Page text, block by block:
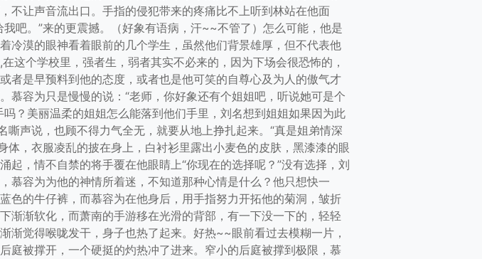
不让声音流出口。手指的侵犯带来的疼痛比不上听到林站在他面
吧。”来的更震撼。（好象有语病，汗~~不管了）怎么可能，他是
冷漠的眼神看着眼前的几个学生，虽然他们背景雄厚，但不代表他
这个学校里，强者生，弱者其实不必来的，因为下场会很恐怖的，
者是早预料到他的态度，或者也是他可笑的自尊心及为人的傲气才
容为只是慢慢的说：“老师，你好象还有个姐姐吧，听说她可是个
？美丽温柔的姐姐怎么能落到他们手里，刘名想到姐姐如果因为此
声说，也顾不得力气全无，就要从地上挣扎起来。“真是姐弟情深
，衣服凌乱的披在身上，白衬衫里露出小麦色的皮肤，黑漆漆的眼
，情不自禁的将手覆在他眼睛上“你现在的选择呢？”没有选择，刘
慕容为为他的神情所着迷，不知道那种心情是什么？他只想快一
色的牛仔裤，而慕容为在他身后，用手指努力开拓他的菊洞，皱折
渐渐软化，而萧南的手游移在光滑的背部，有一下没一下的，轻轻
觉得喉咙发干，身子也热了起来。好热~~眼前看过去模糊一片，
庭被撑开，一个硬挺的灼热冲了进来。窄小的后庭被撑到极限，慕